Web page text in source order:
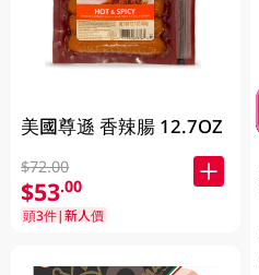
美國尊遜 香辣腸 12.7OZ
$72.00
$53.00
頭3件|新人價